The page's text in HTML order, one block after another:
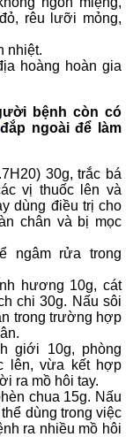
rêu lưỡi mỏng,
nhiệt.
hoàng hoàn gia
bệnh còn có
đắp ngoài để làm
30g, trắc bá
vị thuốc lên và
dùng điều trị cho
chân và bị mọc
ngâm rửa trong
hương 10g, cát
chi 30g. Nấu sôi
trong trường hợp
giới 10g, phòng
lên, vừa kết hợp
ra mồ hôi tay.
chua 15g. Nấu
dùng trong việc
ra nhiều mồ hôi